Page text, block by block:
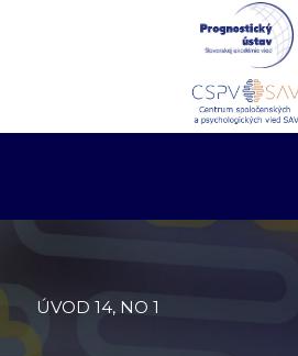
ÚVOD 14, NO 1